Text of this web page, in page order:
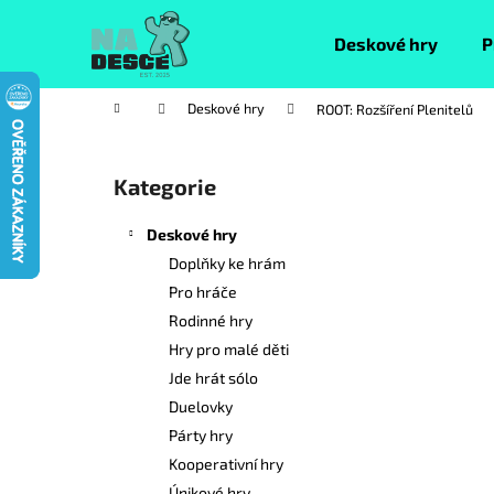
Deskové hry
Domů Deskové hry ROOT: Rozšíření Plenitelů
Přeskočit
kategorie
Kategorie
Deskové hry
Doplňky ke hrám
Pro hráče
Rodinné hry
Hry pro malé děti
Jde hrát sólo
Duelovky
Párty hry
Kooperativní hry
š
í
k
Zpět
do
Zpět
do